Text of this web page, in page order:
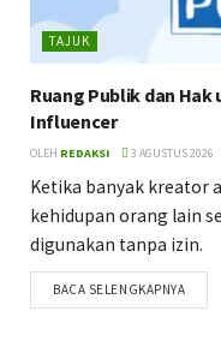
TAJUK
Ruang Publik dan
Influencer
OLEH REDAKSI 3 AGUSTUS 2026
Ketika banyak kreator
kehidupan orang lain
digunakan tanpa izin.
BACA SELENGKAPNYA